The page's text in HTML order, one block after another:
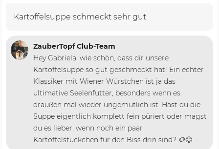
Kartoffelsuppe schmeckt sehr gut.
ZauberTopf Club-Team
Hey Gabriela, wie schön, dass dir unsere
Kartoffelsuppe so gut geschmeckt hat! Ein echter
Klassiker mit Wiener Würstchen ist ja das
ultimative Seelenfutter, besonders wenn es
draußen mal wieder ungemütlich ist. Hast du die
Suppe eigentlich komplett fein püriert oder magst
du es lieber, wenn noch ein paar
Kartoffelstückchen für den Biss drin sind? 🥔😋